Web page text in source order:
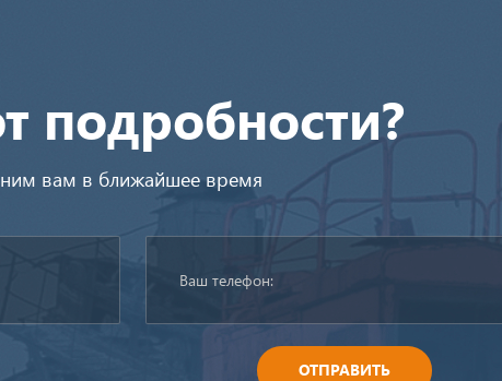
подробности?
вам в ближайшее время
ОТПРАВИТЬ